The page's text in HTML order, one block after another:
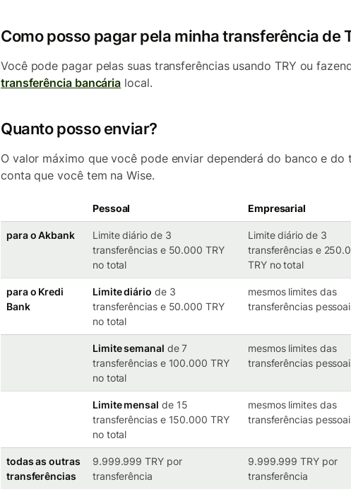
Como posso pagar pela minha transferência de
Você pode pagar pelas suas transferências usando TRY ou
transferência bancária local.
Quanto posso enviar?
O valor máximo que você pode enviar dependerá do banco e do
conta que você tem na Wise.
Pessoal Empresarial
para o Akbank
Limite diário de 3
transferências e 50.000 TRY
no total
Limite diário de 3
transferências e
TRY no total
para o Kredi
Bank
Limite diário de 3
transferências e 50.000 TRY
no total
mesmos limites das
transferências
Limite semanal de 7
transferências e 100.000 TRY
no total
mesmos limites das
transferências
Limite mensal de 15
transferências e 150.000 TRY
no total
mesmos limites das
transferências
todas as outras
transferências
9.999.999 TRY por
transferência
9.999.999 TRY por
transferência